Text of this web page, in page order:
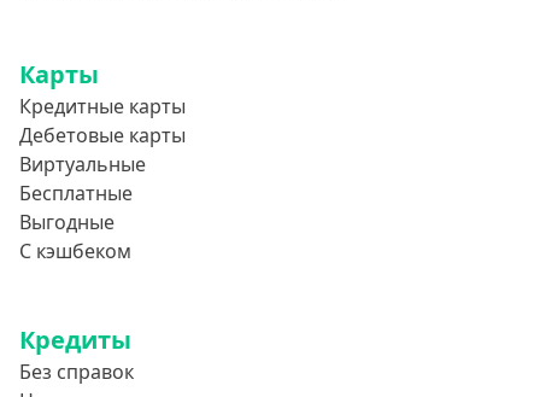
Целевые
Ремонт
Строительство дома
Газификацию
Стоматология
Неотложные нужды
Карты
Кредитные карты
Дебетовые карты
Виртуальные
Бесплатные
Выгодные
С кэшбеком
Кредиты
Без справок